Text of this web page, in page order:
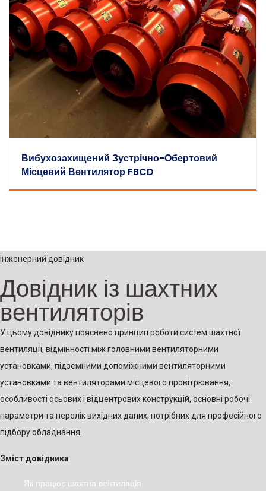
Вибухозахищений Зустрічно-Обертовий
Місцевий Вентилятор FBCD
Інженерний довідник
Довідник із шахтних
вентиляторів
У цьому довіднику пояснено принцип роботи систем шахтної
вентиляції, відмінності між головними вентиляторними
установками, підземними допоміжними вентиляторними
установками та вентиляторами місцевого провітрювання,
особливості осьових і відцентрових конструкцій, основні робочі
параметри та перелік вихідних даних, потрібних для професійного
підбору обладнання.
Зміст довідника
Як працює шахтна вентиляція